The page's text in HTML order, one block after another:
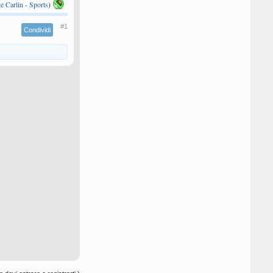
Carlin - Sports)
Condividi #1